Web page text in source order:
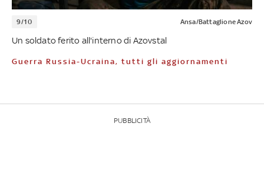
9/10 Ansa/Battaglione Azov
Un soldato ferito all'interno di Azovstal
Guerra Russia-Ucraina, tutti gli aggiornamenti
PUBBLICITÀ